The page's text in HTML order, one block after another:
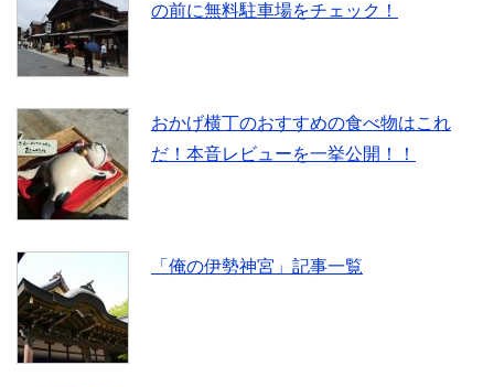
の前に無料駐車場をチェック！
おかげ横丁のおすすめの食べ物はこれ
だ！本音レビューを一挙公開！！
「俺の伊勢神宮」記事一覧